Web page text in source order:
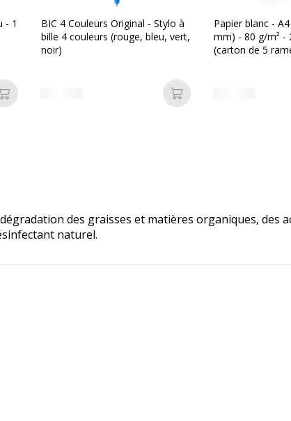
- 1
Ajouter au panier
BIC 4 Couleurs Original - Stylo à
bille 4 couleurs (rouge, bleu, vert,
noir)
Ajouter au panier
Papier blanc -
mm) - 80 g/m² -
(carton de 5
des graisses et matières organiques, des
naturel.